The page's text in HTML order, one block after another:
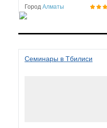
Город Алматы
Семинары в Тбилиси